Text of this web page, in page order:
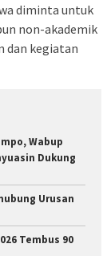
diminta untuk
non-akademik
dan kegiatan
Wabup
Dukung
Urusan
Tembus 90